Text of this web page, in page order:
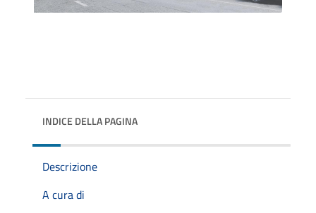
INDICE DELLA PAGINA
Descrizione
A cura di